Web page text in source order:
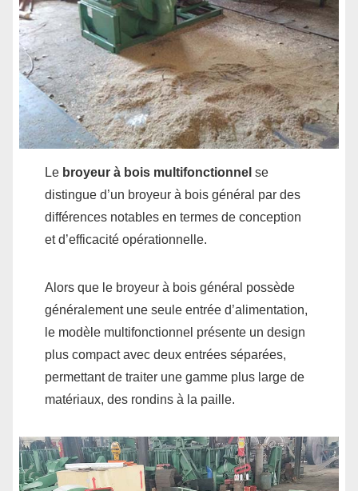
Le broyeur à bois multifonctionnel se
distingue d’un broyeur à bois général par des
différences notables en termes de conception
et d’efficacité opérationnelle.
Alors que le broyeur à bois général possède
généralement une seule entrée d’alimentation,
le modèle multifonctionnel présente un design
plus compact avec deux entrées séparées,
permettant de traiter une gamme plus large de
matériaux, des rondins à la paille.